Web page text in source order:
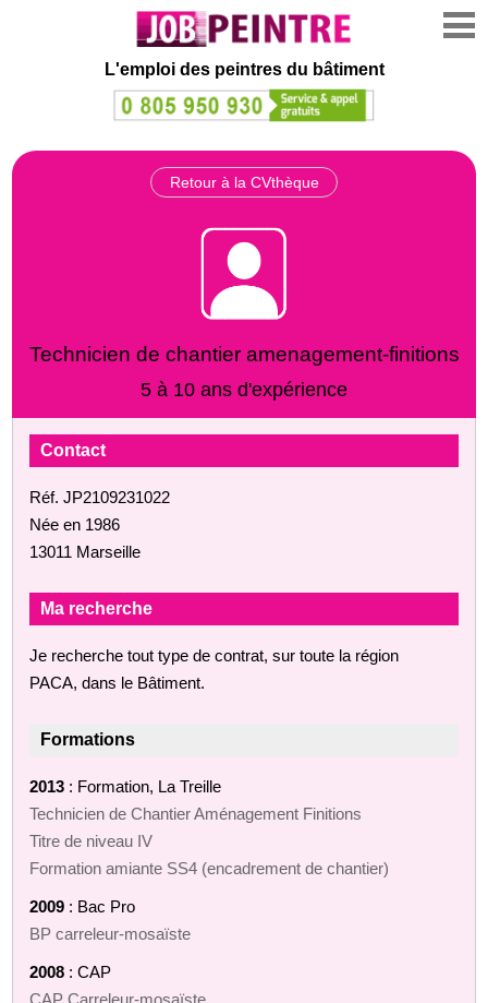
L'emploi des peintres du bâtiment
Retour à la CVthèque
Technicien de chantier amenagement-finitions
5 à 10 ans d'expérience
Contact
Réf. JP2109231022
Née en 1986
13011 Marseille
Ma recherche
Je recherche tout type de contrat, sur toute la région
PACA, dans le Bâtiment.
Formations
2013 : Formation, La Treille
Technicien de Chantier Aménagement Finitions
Titre de niveau IV
Formation amiante SS4 (encadrement de chantier)
2009 : Bac Pro
BP carreleur-mosaïste
2008 : CAP
CAP Carreleur-mosaïste